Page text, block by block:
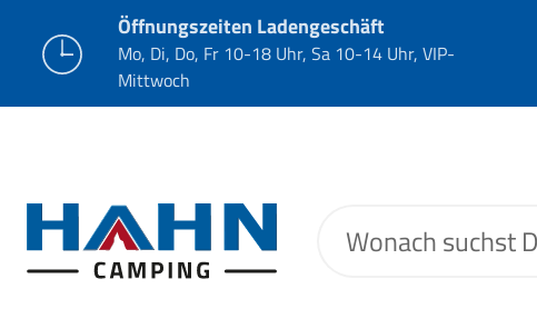
Öffnungszeiten Ladengeschäft
Mo, Di, Do, Fr 10-18 Uhr, Sa 10-14 Uhr, VIP-
Mittwoch